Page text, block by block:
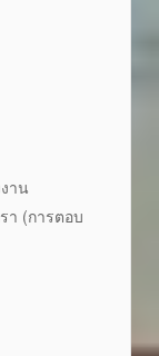
าน
า (การตอบ